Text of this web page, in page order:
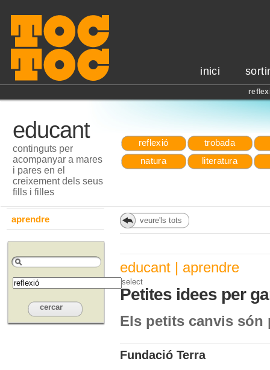
inici
reflexió
trobada
natura
literatura
educant
continguts per
acompanyar a mares
i pares en el
creixement dels seus
fills i filles
aprendre
select
veure'ls tots
educant | aprendre
Petites idees per
Els petits canvis són
Fundació Terra